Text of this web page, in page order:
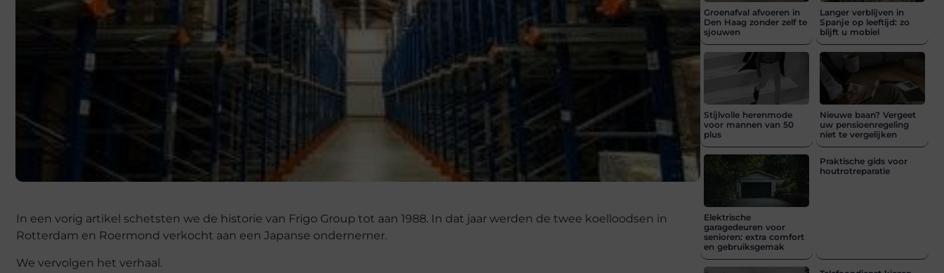
In een vorig artikel schetsten we de historie van Frigo Group tot aan 1988. In dat jaar werden de twee koelloodsen in
Rotterdam en Roermond verkocht aan een Japanse ondernemer.
We vervolgen het verhaal.
Groenafval afvoeren in
Den Haag zonder zelf te
sjouwen
Langer verblijven in
Spanje op leeftijd: zo
blijft u mobiel
Stijlvolle herenmode
voor mannen van 50
plus
Nieuwe baan? Vergeet
uw pensioenregeling
niet te vergelijken
Elektrische
garagedeuren voor
senioren: extra comfort
en gebruiksgemak
Praktische gids voor
houtrotreparatie